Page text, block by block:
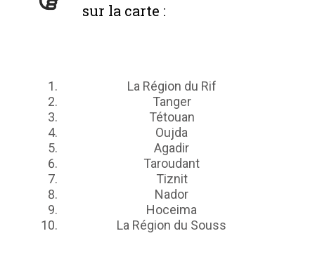
sur la carte :
La Région du Rif
Tanger
Tétouan
Oujda
Agadir
Taroudant
Tiznit
Nador
Hoceima
La Région du Souss